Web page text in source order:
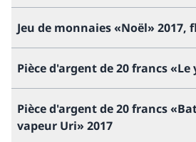
Jeu de monnaies «Noël» 2017,
Pièce d'argent de 20 francs «Le
Pièce d'argent de 20 francs
vapeur Uri» 2017